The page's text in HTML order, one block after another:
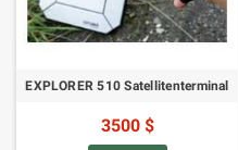
EXPLORER 510 Satellitenterminal
3500 $